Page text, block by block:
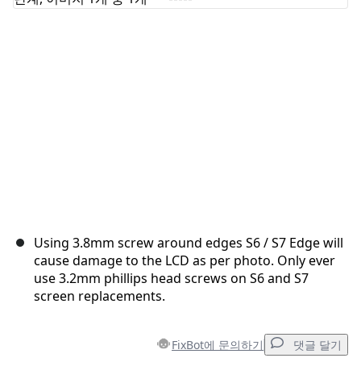
Using 3.8mm screw around edges S6 / S7 Edge will
cause damage to the LCD as per photo. Only ever
use 3.2mm phillips head screws on S6 and S7
screen replacements.
FixBot에 문의하기 댓글 달기